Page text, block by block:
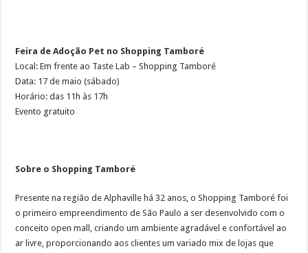
Feira de Adoção Pet no Shopping Tamboré
Local: Em frente ao Taste Lab – Shopping Tamboré
Data: 17 de maio (sábado)
Horário: das 11h às 17h
Evento gratuito
Sobre o Shopping Tamboré
Presente na região de Alphaville há 32 anos, o Shopping Tamboré foi
o primeiro empreendimento de São Paulo a ser desenvolvido com o
conceito open mall, criando um ambiente agradável e confortável ao
ar livre, proporcionando aos clientes um variado mix de lojas que